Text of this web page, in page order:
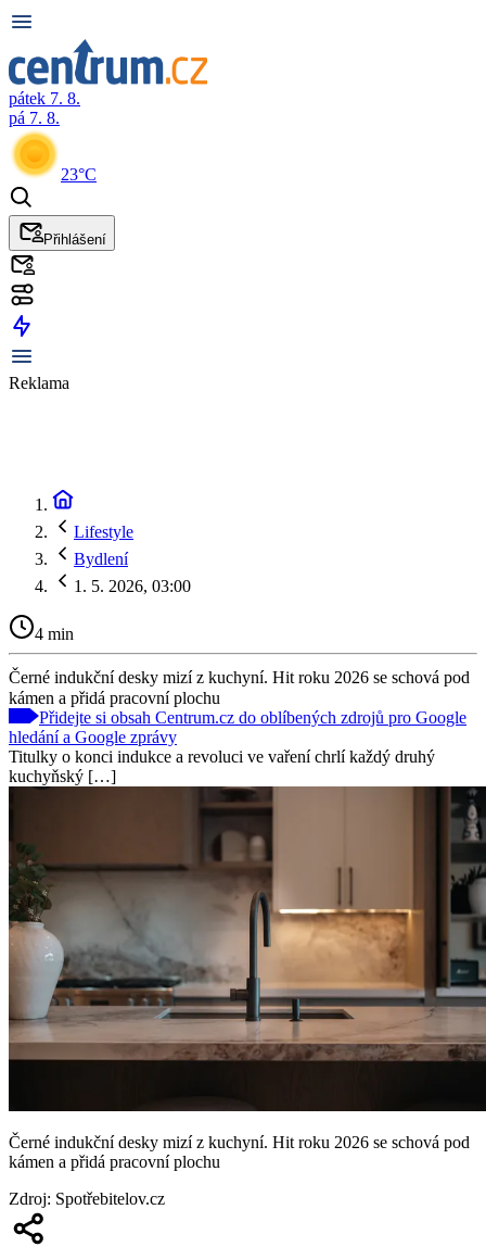
pátek 7. 8.
pá 7. 8.
23°C
Přihlášení
Reklama
Lifestyle
Bydlení
1. 5. 2026, 03:00
4 min
Černé indukční desky mizí z kuchyní. Hit roku 2026 se schová pod
kámen a přidá pracovní plochu
Přidejte si obsah Centrum.cz do oblíbených zdrojů pro Google
hledání a Google zprávy
Titulky o konci indukce a revoluci ve vaření chrlí každý druhý
kuchyňský […]
Černé indukční desky mizí z kuchyní. Hit roku 2026 se schová pod
kámen a přidá pracovní plochu
Zdroj: Spotřebitelov.cz